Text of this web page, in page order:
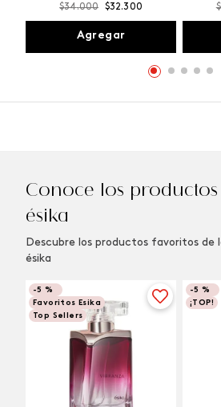
$34.000 $32.300
Agregar
$
Conoce los productos
ésika
Descubre los productos favoritos de
ésika
-5 %
Favoritos Esika
Top Sellers
-5 %
¡TOP!